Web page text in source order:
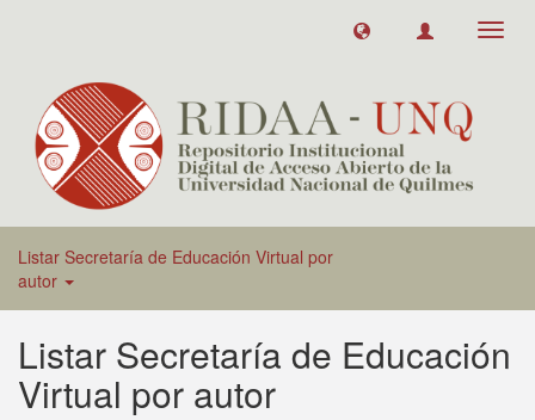
Listar Secretaría de Educación Virtual por
autor
Listar Secretaría de Educación
Virtual por autor